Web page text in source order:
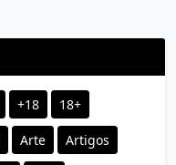
+18 18+
Arte Artigos